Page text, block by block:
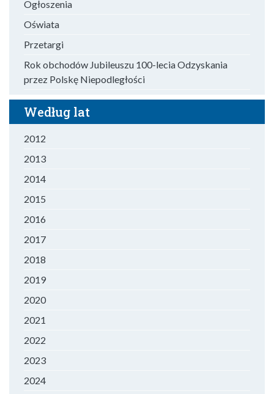
Ogłoszenia
Oświata
Przetargi
Rok obchodów Jubileuszu 100-lecia Odzyskania
przez Polskę Niepodległości
Według lat
2012
2013
2014
2015
2016
2017
2018
2019
2020
2021
2022
2023
2024